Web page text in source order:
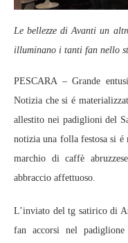
Le bellezze di Avanti un
illuminano i tanti fan nello
PESCARA – Grande
Notizia che si é
allestito nei padiglioni del
notizia una folla festosa si é
marchio di caffè
abbraccio affettuoso.
L’inviato del tg satirico di
fan accorsi nel